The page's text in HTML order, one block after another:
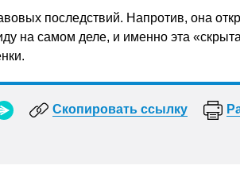
последствий. Напротив, она
на самом деле, и именно эта
Скопировать ссылку